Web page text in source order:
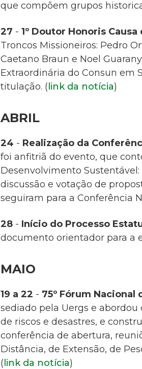
que compõem grupos
27 - 1º Doutor Honoris Causa
Troncos Missioneiros: Pedro
Caetano Braun e Noel
Extraordinária do Consun em
titulação. ( link da notícia)
ABRIL
24 - Realização da
foi anfitriã do evento, que
Desenvolvimento
discussão e votação de
seguiram para a Conferência
28 - Início do Processo
documento orientador para a
MAIO
19 a 22 - 75º Fórum
sediado pela Uergs e abordou
de riscos e desastres, e
conferência de abertura,
Distância, de Extensão, de
( link da notícia)